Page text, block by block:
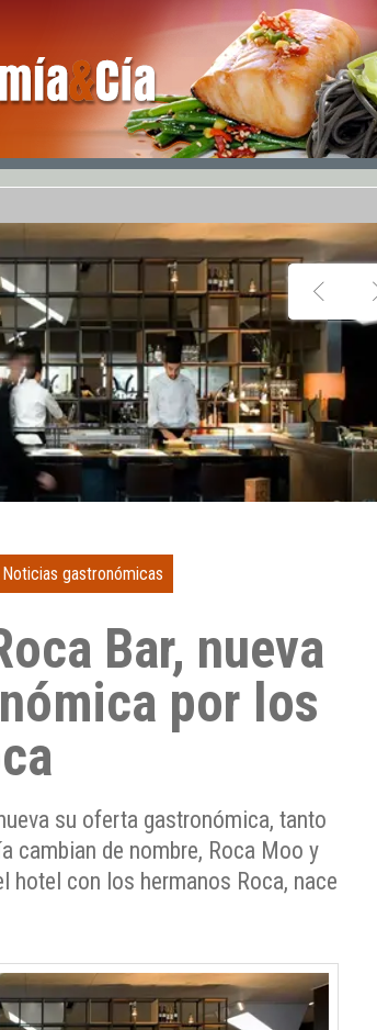
Noticias gastronómicas
Bar, nueva
por los
su oferta gastronómica, tanto
cambian de nombre, Roca Moo y
hotel con los hermanos Roca, nace